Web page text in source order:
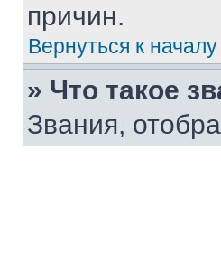
причин.
Вернуться к началу
» Что такое
Звания,